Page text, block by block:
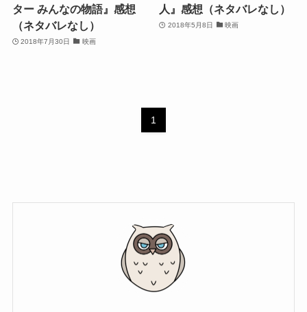
ター みんなの物語』感想
（ネタバレなし）
2018年7月30日 映画
人』感想（ネタバレなし）
2018年5月8日 映画
1